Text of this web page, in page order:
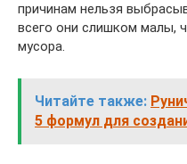
причинам нельзя
всего они слишком малы,
мусора.
Читайте также:
5 формул для